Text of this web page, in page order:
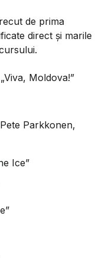
de prima
direct și marile
Moldova!”
Parkkonen,
Ice”